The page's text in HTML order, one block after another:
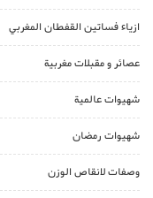
ازياء فساتين القفطان المغربي
عصائر و مقبلات مغربية
شهيوات عالمية
شهيوات رمضان
وصفات لانقاص الوزن